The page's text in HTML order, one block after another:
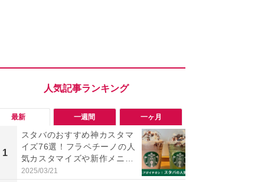
最新 一週間 一ヶ月
1
スタバのおすすめ神カスタマ
イズ76選！フラペチーノの人
気カスタマイズや新作メニュ
ー紹介《2025年春最新版》
2025/03/21